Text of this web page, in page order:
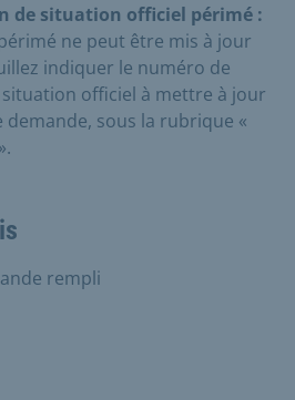
de situation officiel périmé :
ne peut être mis à jour
indiquer le numéro de
officiel à mettre à jour
sous la rubrique «
rempli